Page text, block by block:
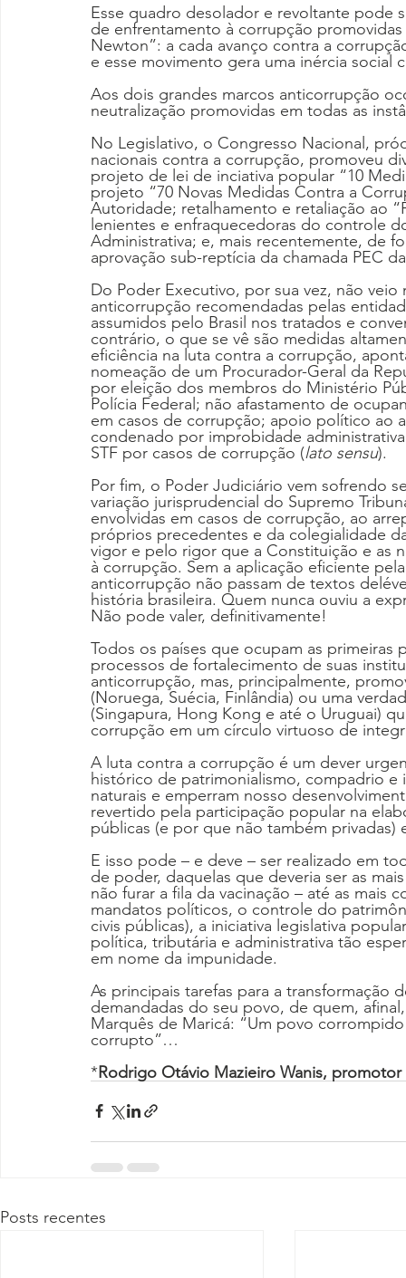
Esse quadro desolador e revoltante pode
de enfrentamento à corrupção
Newton”: a cada avanço contra a
e esse movimento gera uma inércia social
Aos dois grandes marcos anticorrupção
neutralização promovidas em todas as
No Legislativo, o Congresso Nacional,
nacionais contra a corrupção, promoveu
projeto de lei de inciativa popular “10
projeto “70 Novas Medidas Contra a
Autoridade; retalhamento e retaliação ao
lenientes e enfraquecedoras do controle
Administrativa; e, mais recentemente, de
aprovação sub-reptícia da chamada PEC
Do Poder Executivo, por sua vez, não
anticorrupção recomendadas pelas
assumidos pelo Brasil nos tratados e
contrário, o que se vê são medidas
eficiência na luta contra a corrupção,
nomeação de um Procurador-Geral da
por eleição dos membros do Ministério
Polícia Federal; não afastamento de
em casos de corrupção; apoio político ao
condenado por improbidade
STF por casos de corrupção (lato sensu).
Por fim, o Poder Judiciário vem sofrendo
variação jurisprudencial do Supremo
envolvidas em casos de corrupção, ao
próprios precedentes e da colegialidade
vigor e pelo rigor que a Constituição e as
à corrupção. Sem a aplicação eficiente
anticorrupção não passam de textos
história brasileira. Quem nunca ouviu a
Não pode valer, definitivamente!
Todos os países que ocupam as
processos de fortalecimento de suas
anticorrupção, mas, principalmente,
(Noruega, Suécia, Finlândia) ou uma
(Singapura, Hong Kong e até o Uruguai)
corrupção em um círculo virtuoso de
A luta contra a corrupção é um dever
histórico de patrimonialismo, compadrio
naturais e emperram nosso
revertido pela participação popular na
públicas (e por que não também
E isso pode – e deve – ser realizado em
de poder, daquelas que deveria ser as
não furar a fila da vacinação – até as mais
mandatos políticos, o controle do
civis públicas), a iniciativa legislativa
política, tributária e administrativa tão
em nome da impunidade.
As principais tarefas para a transformação
demandadas do seu povo, de quem,
Marquês de Maricá: “Um povo
corrupto”…
*Rodrigo Otávio Mazieiro Wanis,
Posts recentes